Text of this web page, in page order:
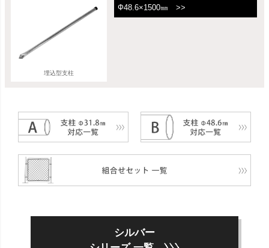
埋込型支柱
Ф48.6×1500㎜ >>
シルバー